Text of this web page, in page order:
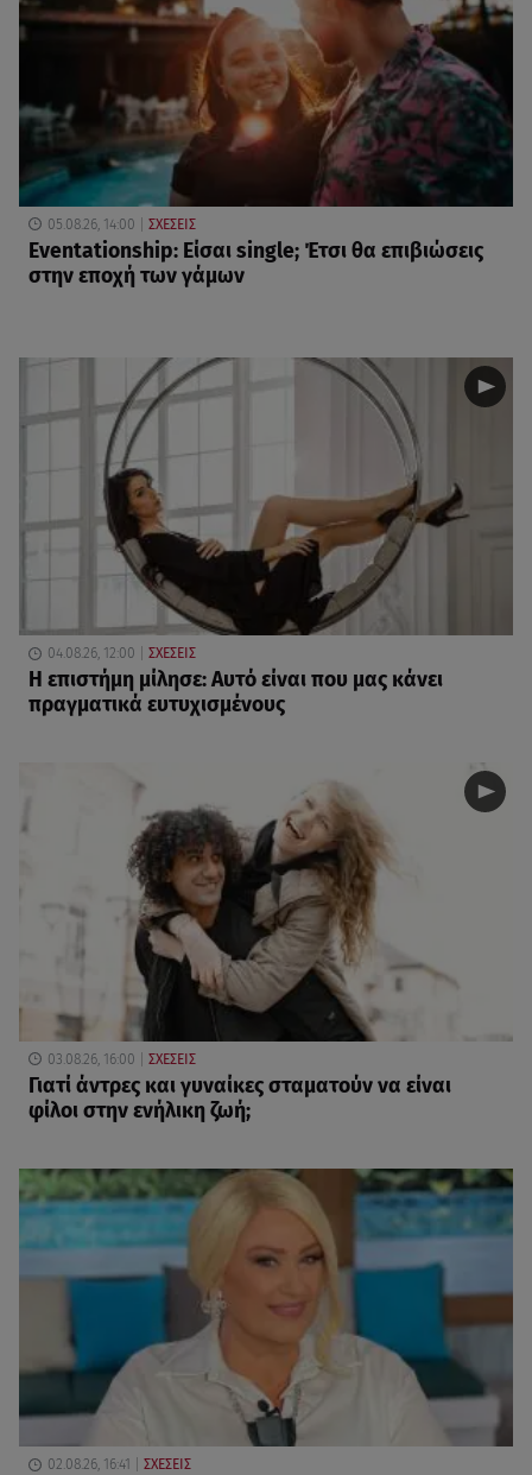
05.08.26, 14:00 ΣΧΕΣΕΙΣ
Eventationship: Είσαι single; Έτσι θα επιβιώσεις
στην εποχή των γάμων
04.08.26, 12:00 ΣΧΕΣΕΙΣ
Η επιστήμη μίλησε: Αυτό είναι που μας κάνει
πραγματικά ευτυχισμένους
03.08.26, 16:00 ΣΧΕΣΕΙΣ
Γιατί άντρες και γυναίκες σταματούν να είναι
φίλοι στην ενήλικη ζωή;
02.08.26, 16:41 ΣΧΕΣΕΙΣ